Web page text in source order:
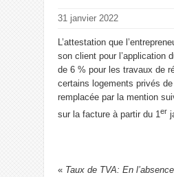
31 janvier 2022
L’attestation que
son client pour l’application
de 6 % pour les travaux de
certains logements privés
remplacée par la mention
sur la facture à partir du 1er
« Taux de TVA: En